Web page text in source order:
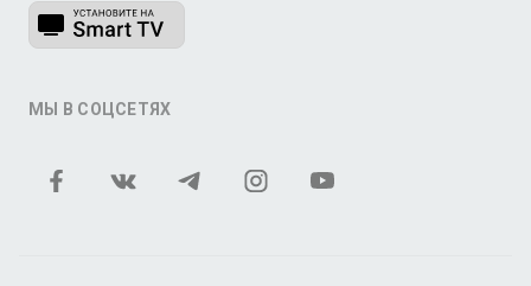
МЫ В СОЦСЕТЯХ